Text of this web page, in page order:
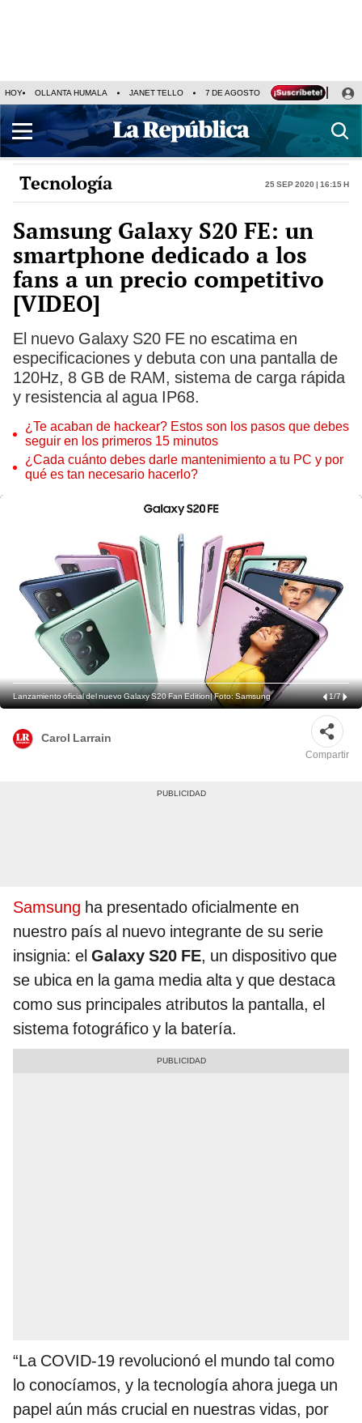
HOY OLLANTA HUMALA JANET TELLO 7 DE AGOSTO TINKA RESULTADOS
Tecnología 25 Sep 2020 | 16:15 h
Samsung Galaxy S20 FE: un
smartphone dedicado a los
fans a un precio competitivo
[VIDEO]
El nuevo Galaxy S20 FE no escatima en
especificaciones y debuta con una pantalla de
120Hz, 8 GB de RAM, sistema de carga rápida
y resistencia al agua IP68.
¿Te acaban de hackear? Estos son los pasos que debes
seguir en los primeros 15 minutos
¿Cada cuánto debes darle mantenimiento a tu PC y por
qué es tan necesario hacerlo?
Lanzamiento oficial del nuevo Galaxy S20 Fan Edition| Foto: Samsung 1/7
Carol Larrain
Compartir
Samsung ha presentado oficialmente en
nuestro país al nuevo integrante de su serie
insignia: el Galaxy S20 FE, un dispositivo que
se ubica en la gama media alta y que destaca
como sus principales atributos la pantalla, el
sistema fotográfico y la batería.
“La COVID-19 revolucionó el mundo tal como
lo conocíamos, y la tecnología ahora juega un
papel aún más crucial en nuestras vidas, por